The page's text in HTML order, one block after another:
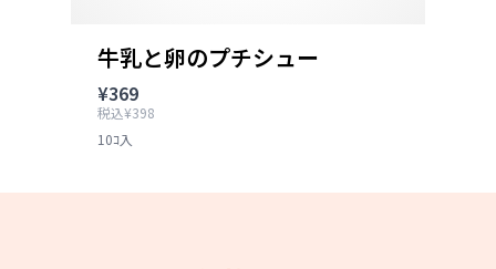
牛乳と卵のプチシュー
¥369
税込¥398
10ｺ入